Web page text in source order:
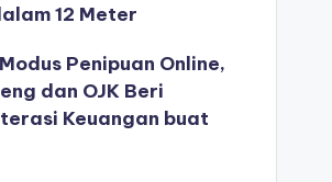
12 Meter
Penipuan Online,
dan OJK Beri
Keuangan buat